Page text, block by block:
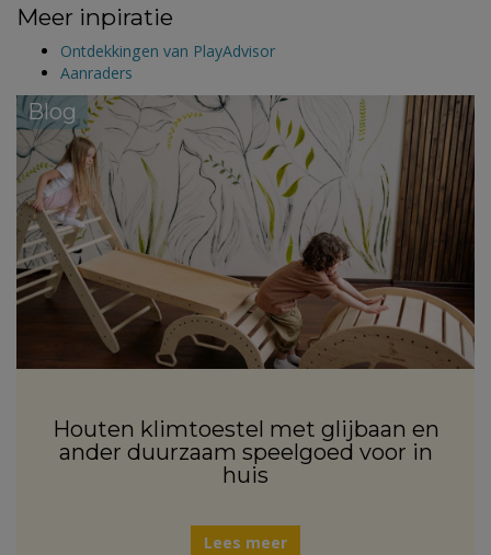
Meer inpiratie
Ontdekkingen van PlayAdvisor
Aanraders
Blog
Houten klimtoestel met glijbaan en
ander duurzaam speelgoed voor in
huis
Lees meer